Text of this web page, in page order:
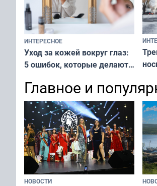
ИНТЕРЕСНОЕ
Уход за кожей вокруг глаз:
5 ошибок, которые делают
и вернуть свежий взгляд
без дорогих средств
Главное и
НОВОСТИ